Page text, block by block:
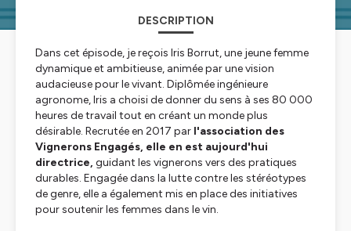
DESCRIPTION
Dans cet épisode, je reçois Iris Borrut, une jeune femme
dynamique et ambitieuse, animée par une vision
audacieuse pour le vivant. Diplômée ingénieure
agronome, Iris a choisi de donner du sens à ses 80 000
heures de travail tout en créant un monde plus
désirable. Recrutée en 2017 par l'association des
Vignerons Engagés, elle en est aujourd'hui
directrice, guidant les vignerons vers des pratiques
durables. Engagée dans la lutte contre les stéréotypes
de genre, elle a également mis en place des initiatives
pour soutenir les femmes dans le vin.